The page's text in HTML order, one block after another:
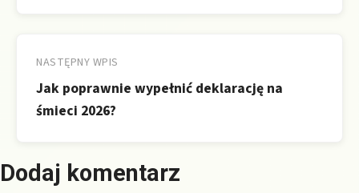
NASTĘPNY WPIS
Jak poprawnie wypełnić deklarację na
śmieci 2026?
Dodaj komentarz